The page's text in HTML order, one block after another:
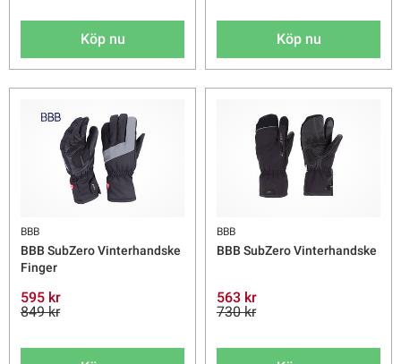
Köp nu Köp nu
BBB
BBB SubZero Vinterhandske
Finger
595 kr
849 kr
BBB
BBB SubZero Vinterhandske
563 kr
730 kr